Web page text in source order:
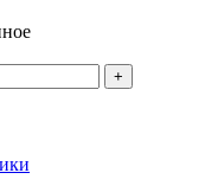
+